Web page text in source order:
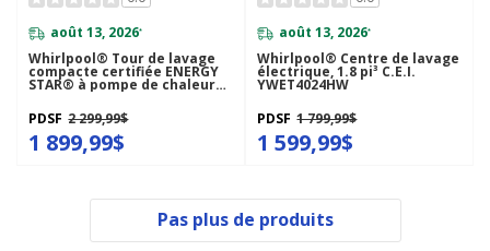
août 13, 2026*
Whirlpool® Tour de lavage
compacte certifiée ENERGY
STAR® à pompe de chaleur
de 24 po avec laveuse de 3,2
pi cu C.E.I. et sécheuse
électrique de 4,3 pi cu
YWFH5424SW
PDSF 2 299,99$
1 899,99$
août 13, 2026*
Whirlpool® Centre de lavage
électrique, 1.8 pi³ C.E.I.
YWET4024HW
PDSF 1 799,99$
1 599,99$
Pas plus de produits